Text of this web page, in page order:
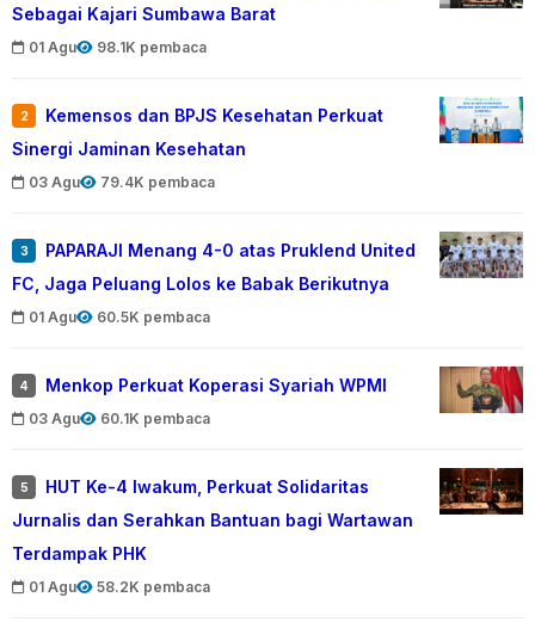
Sebagai Kajari Sumbawa Barat
01 Agu 98.1K pembaca
2
Kemensos dan BPJS Kesehatan Perkuat
Sinergi Jaminan Kesehatan
03 Agu 79.4K pembaca
3
PAPARAJI Menang 4-0 atas Pruklend United
FC, Jaga Peluang Lolos ke Babak Berikutnya
01 Agu 60.5K pembaca
4 Menkop Perkuat Koperasi Syariah WPMI
03 Agu 60.1K pembaca
5
HUT Ke-4 Iwakum, Perkuat Solidaritas
Jurnalis dan Serahkan Bantuan bagi Wartawan
Terdampak PHK
01 Agu 58.2K pembaca